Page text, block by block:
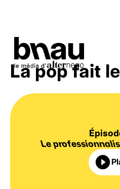
La pop fait
Le
play_circle_filled